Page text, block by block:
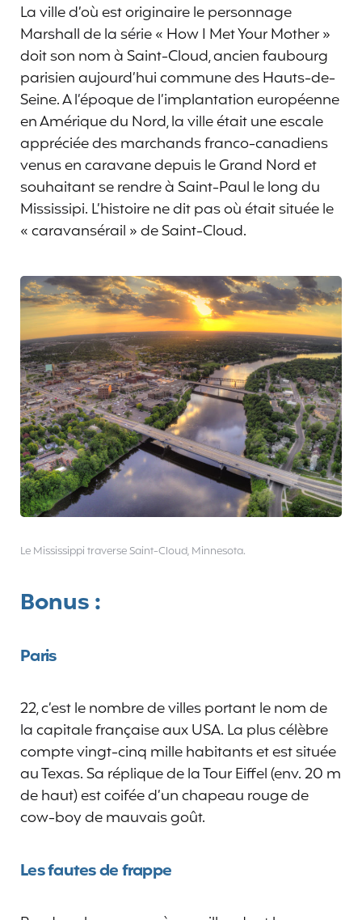
La ville d’où est originaire le personnage
Marshall de la série « How I Met Your Mother »
doit son nom à Saint-Cloud, ancien faubourg
parisien aujourd’hui commune des Hauts-de-
Seine. A l’époque de l’implantation européenne
en Amérique du Nord, la ville était une escale
appréciée des marchands franco-canadiens
venus en caravane depuis le Grand Nord et
souhaitant se rendre à Saint-Paul le long du
Mississipi. L’histoire ne dit pas où était située le
« caravansérail » de Saint-Cloud.
Le Mississippi traverse Saint-Cloud, Minnesota.
Bonus :
Paris
22, c’est le nombre de villes portant le nom de
la capitale française aux USA. La plus célèbre
compte vingt-cinq mille habitants et est située
au Texas. Sa réplique de la Tour Eiffel (env. 20 m
de haut) est coifée d’un chapeau rouge de
cow-boy de mauvais goût.
Les fautes de frappe